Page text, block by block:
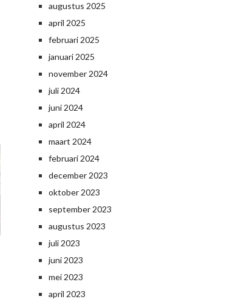
augustus 2025
april 2025
februari 2025
januari 2025
november 2024
juli 2024
juni 2024
april 2024
maart 2024
februari 2024
december 2023
oktober 2023
september 2023
augustus 2023
juli 2023
juni 2023
mei 2023
april 2023